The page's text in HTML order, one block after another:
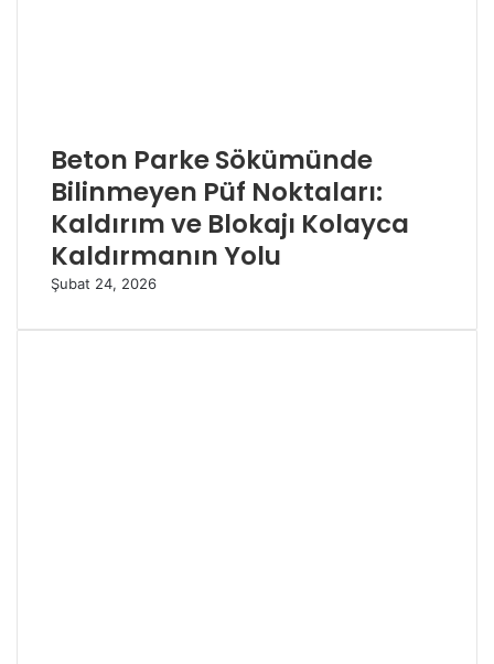
Beton Parke Sökümünde
Bilinmeyen Püf Noktaları:
Kaldırım ve Blokajı Kolayca
Kaldırmanın Yolu
Şubat 24, 2026